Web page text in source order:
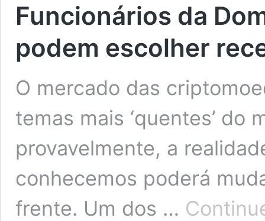
Funcionários da
podem escolher
O mercado das
temas mais ‘quentes’ do
provavelmente, a
conhecemos poderá
frente. Um dos …